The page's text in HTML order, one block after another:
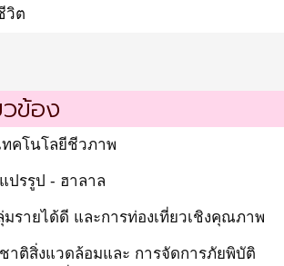
วิต
ข้อง
ทคโนโลยีชีวภาพ
ปรรูป - ฮาลาล
มรายได้ดี และการท่องเที่ยวเชิงคุณภาพ
าติสิ่งแวดล้อมและ การจัดการภัยพิบัติ